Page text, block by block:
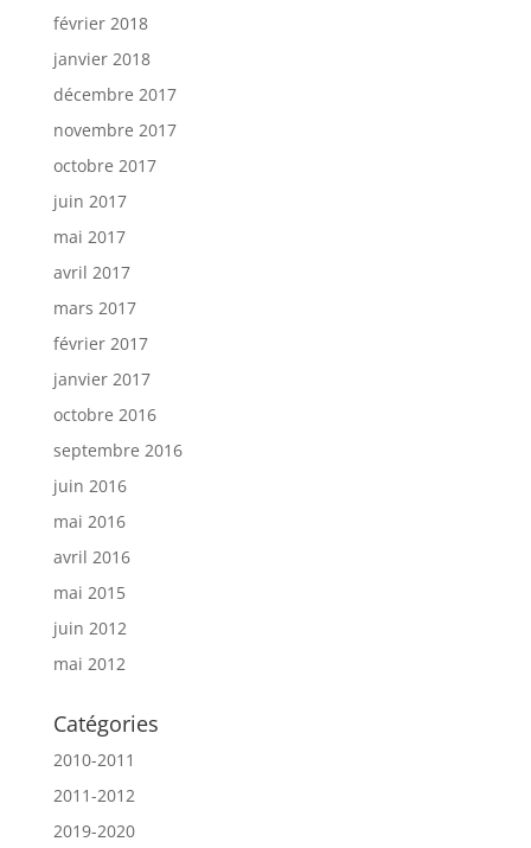
février 2018
janvier 2018
décembre 2017
novembre 2017
octobre 2017
juin 2017
mai 2017
avril 2017
mars 2017
février 2017
janvier 2017
octobre 2016
septembre 2016
juin 2016
mai 2016
avril 2016
mai 2015
juin 2012
mai 2012
Catégories
2010-2011
2011-2012
2019-2020